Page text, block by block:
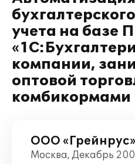
учета на базе
компании,
оптовой
комбикормами
ООО «Грейнрус»
Москва, Декабрь